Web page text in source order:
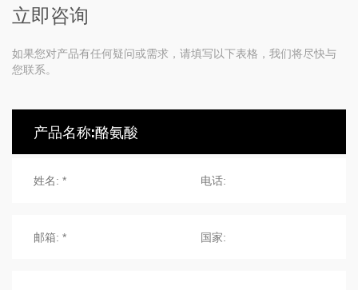
立即咨询
如果您对产品有任何疑问或需求，请填写以下表格，我们将尽快与
您联系。